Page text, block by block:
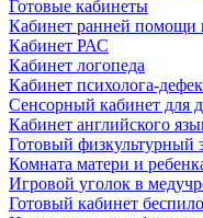
Готовые кабинеты
Кабинет ранней помощи
Кабинет РАС
Кабинет логопеда
Кабинет психолога-
Сенсорный кабинет для
Кабинет английского
Готовый физкультурный
Комната матери и
Игровой уголок в
Готовый кабинет